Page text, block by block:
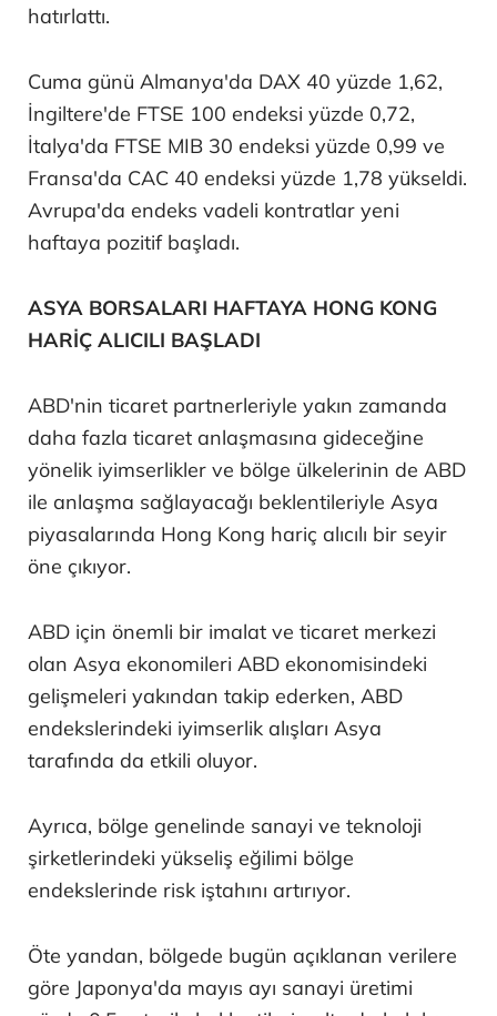
hatırlattı.
Cuma günü Almanya'da DAX 40 yüzde 1,62,
İngiltere'de FTSE 100 endeksi yüzde 0,72,
İtalya'da FTSE MIB 30 endeksi yüzde 0,99 ve
Fransa'da CAC 40 endeksi yüzde 1,78 yükseldi.
Avrupa'da endeks vadeli kontratlar yeni
haftaya pozitif başladı.
ASYA BORSALARI HAFTAYA HONG KONG
HARİÇ ALICILI BAŞLADI
ABD'nin ticaret partnerleriyle yakın zamanda
daha fazla ticaret anlaşmasına gideceğine
yönelik iyimserlikler ve bölge ülkelerinin de ABD
ile anlaşma sağlayacağı beklentileriyle Asya
piyasalarında Hong Kong hariç alıcılı bir seyir
öne çıkıyor.
ABD için önemli bir imalat ve ticaret merkezi
olan Asya ekonomileri ABD ekonomisindeki
gelişmeleri yakından takip ederken, ABD
endekslerindeki iyimserlik alışları Asya
tarafında da etkili oluyor.
Ayrıca, bölge genelinde sanayi ve teknoloji
şirketlerindeki yükseliş eğilimi bölge
endekslerinde risk iştahını artırıyor.
Öte yandan, bölgede bugün açıklanan verilere
göre Japonya'da mayıs ayı sanayi üretimi